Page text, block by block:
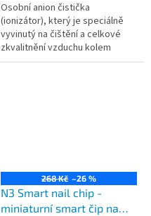
Osobní anion čistička
(ionizátor), který je speciálně
vyvinutý na čištění a celkové
zkvalitnění vzduchu kolem
osoby, která jej nosí. Kromě
268 Kč –26 %
N3 Smart nail chip -
miniaturní smart čip na